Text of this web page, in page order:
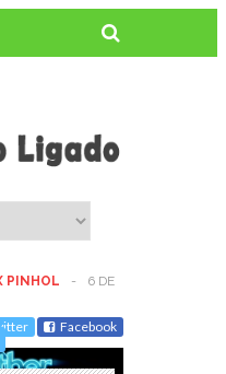
PINHOL -
6 DE
Facebook